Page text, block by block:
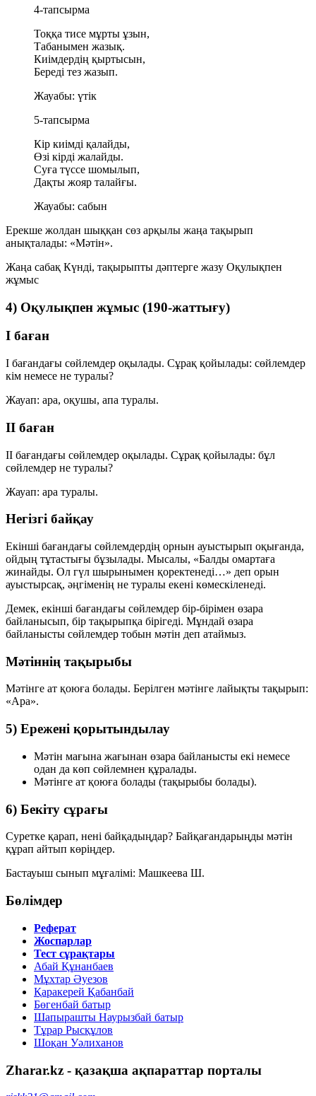
4-тапсырма
Тоққа тисе мұрты ұзын,
Табанымен жазық.
Киімдердің қыртысын,
Береді тез жазып.
Жауабы: үтік
5-тапсырма
Кір киімді қалайды,
Өзі кірді жалайды.
Суға түссе шомылып,
Дақты жояр талайғы.
Жауабы: сабын
Ерекше жолдан шыққан сөз арқылы жаңа тақырып
анықталады: «Мәтін».
Жаңа сабақ Күнді, тақырыпты дәптерге жазу Оқулықпен
жұмыс
4) Оқулықпен жұмыс (190-жаттығу)
I баған
I бағандағы сөйлемдер оқылады. Сұрақ қойылады: сөйлемдер
кім немесе не туралы?
Жауап: ара, оқушы, апа туралы.
II баған
II бағандағы сөйлемдер оқылады. Сұрақ қойылады: бұл
сөйлемдер не туралы?
Жауап: ара туралы.
Негізгі байқау
Екінші бағандағы сөйлемдердің орнын ауыстырып оқығанда,
ойдың тұтастығы бұзылады. Мысалы, «Балды омартаға
жинайды. Ол гүл шырынымен қоректенеді…» деп орын
ауыстырсақ, әңгіменің не туралы екені көмескіленеді.
Демек, екінші бағандағы сөйлемдер бір-бірімен өзара
байланысып, бір тақырыпқа бірігеді. Мұндай өзара
байланысты сөйлемдер тобын мәтін деп атаймыз.
Мәтіннің тақырыбы
Мәтінге ат қоюға болады. Берілген мәтінге лайықты тақырып:
«Ара».
5) Ережені қорытындылау
Мәтін мағына жағынан өзара байланысты екі немесе
одан да көп сөйлемнен құралады.
Мәтінге ат қоюға болады (тақырыбы болады).
6) Бекіту сұрағы
Суретке қарап, нені байқадыңдар? Байқағандарыңды мәтін
құрап айтып көріңдер.
Бастауыш сынып мұғалімі: Машкеева Ш.
Бөлімдер
Реферат
Жоспарлар
Тест сұрақтары
Абай Құнанбаев
Мұхтар Әуезов
Қаракерей Қабанбай
Бөгенбай батыр
Шапырашты Наурызбай батыр
Тұрар Рысқұлов
Шоқан Уәлиханов
Zharar.kz - қазақша ақпараттар порталы